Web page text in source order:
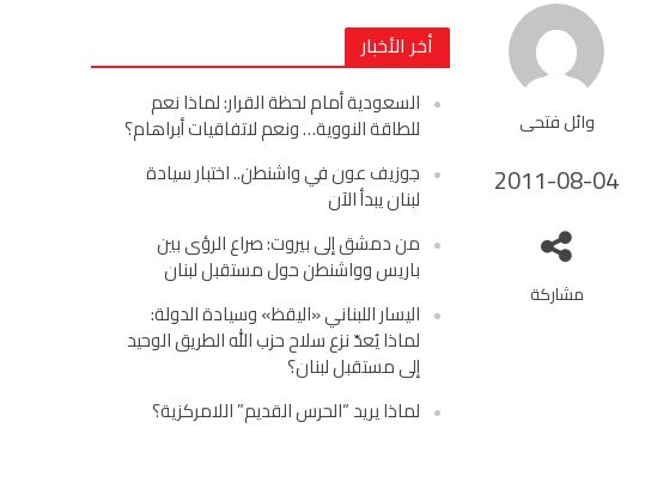
أخر الأخبار
السعودية أمام لحظة القرار: لماذا نعم
للطاقة النووية… ونعم لاتفاقيات أبراهام؟
جوزيف عون في واشنطن.. اختبار سيادة
لبنان يبدأ الآن
من دمشق إلى بيروت: صراع الرؤى بين
باريس وواشنطن حول مستقبل لبنان
اليسار اللبناني «اليقظ» وسيادة الدولة:
لماذا يُعدّ نزع سلاح حزب الله الطريق الوحيد
إلى مستقبل لبنان؟
لماذا يريد “الحرس القديم” اللامركزية؟
وائل فتحى
2011-08-04
مشاركة